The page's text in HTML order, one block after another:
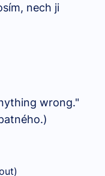
nech ji
wrong."